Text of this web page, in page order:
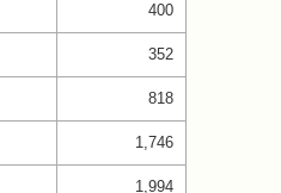
400
352
818
1,746
1,994